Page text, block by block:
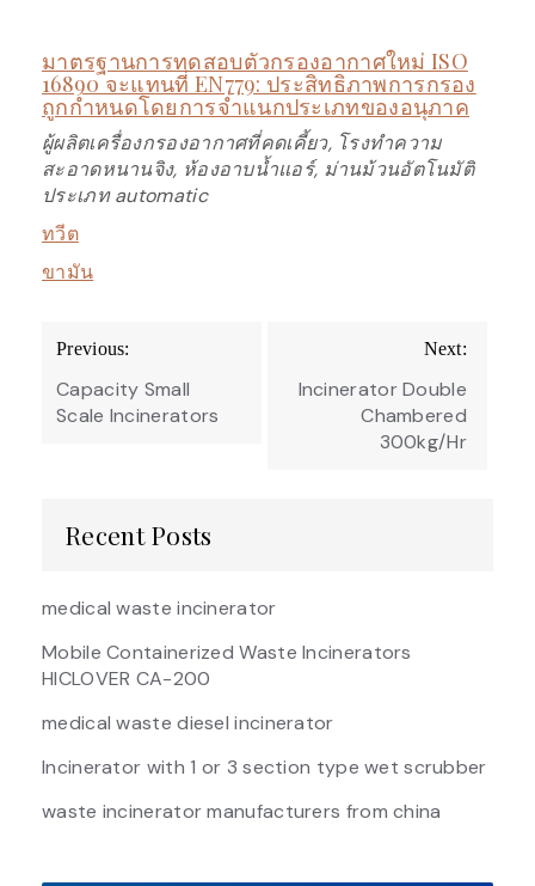
มาตรฐานการทดสอบตัวกรองอากาศใหม่ ISO
16890 จะแทนที่ EN779: ประสิทธิภาพการกรอง
ถูกกำหนดโดยการจำแนกประเภทของอนุภาค
ผู้ผลิตเครื่องกรองอากาศที่คดเคี้ยว, โรงทำความ
สะอาดหนานจิง, ห้องอาบน้ำแอร์, ม่านม้วนอัตโนมัติ
ประเภท automatic
ทวีต
ขามัน
Post
navigation
Previous:
Capacity Small
Scale Incinerators
Next:
Incinerator Double
Chambered
300kg/Hr
Recent Posts
medical waste incinerator
Mobile Containerized Waste Incinerators
HICLOVER CA-200
medical waste diesel incinerator
Incinerator with 1 or 3 section type wet scrubber
waste incinerator manufacturers from china